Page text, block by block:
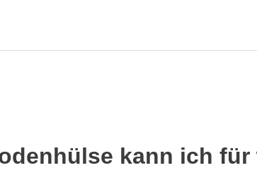
kann ich für